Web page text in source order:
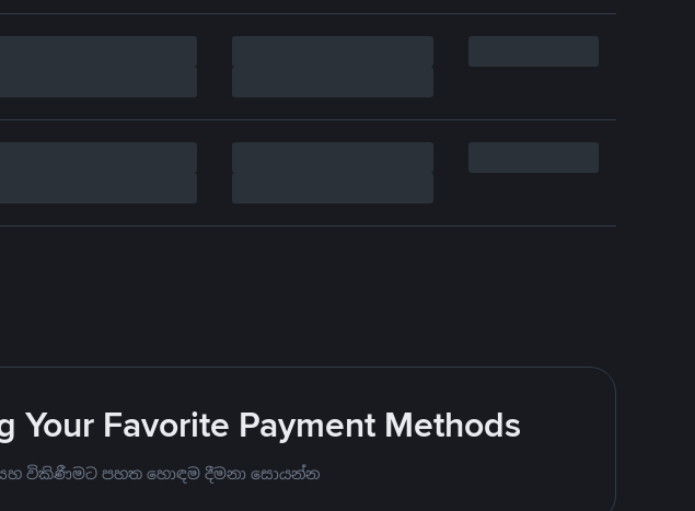
Your Favorite Payment Methods
සහ විකිණීමට පහත හොඳම දීමනා සොයන්න